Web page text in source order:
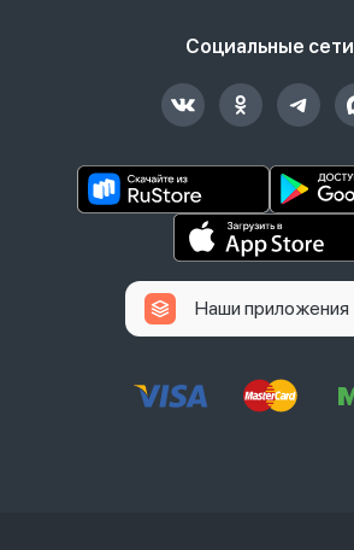
Социальные сети
Наши приложения